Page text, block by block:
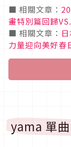
■ 相關文章：
畫特別篇回歸
■ 相關文章：
力量迎向美好春
yama 單